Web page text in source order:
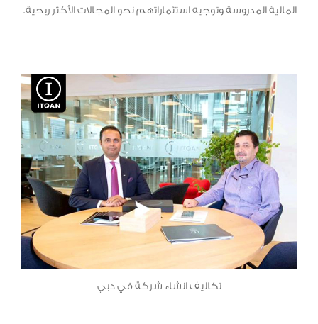
المالية المدروسة وتوجيه استثماراتهم نحو المجالات الأكثر ربحية.
تكاليف انشاء شركة في دبي